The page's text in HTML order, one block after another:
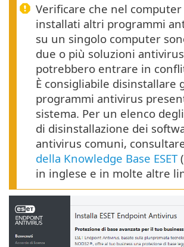
Verificare che nel
installati altri programmi
su un singolo computer
due o più soluzioni
potrebbero entrare in
È consigliabile disinstallare
programmi antivirus
sistema. Per un elenco
di disinstallazione dei
antivirus comuni,
della Knowledge Base ESET
in inglese e in molte altre